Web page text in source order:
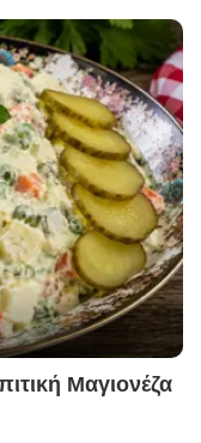
Μαγιονέζα